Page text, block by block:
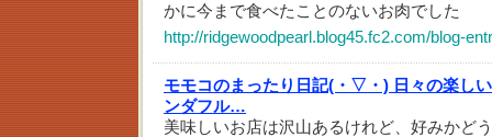
かに今まで食べたことのないお肉でした
http://ridgewoodpearl.blog45.fc2.com/blog-
モモコのまったり日記(・▽・) 日々の楽し
ンダフル…
美味しいお店は沢山あるけれど、好みかど